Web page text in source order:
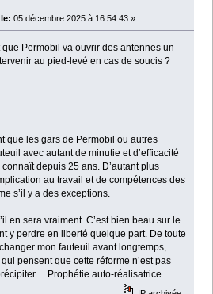
05 décembre 2025 à 16:54:43 »
Permobil va ouvrir des antennes un
au pied-levé en cas de soucis ?
que les gars de Permobil ou autres
avec autant de minutie et d’efficacité
depuis 25 ans. D’autant plus
au travail et de compétences des
s’il y a des exceptions.
en sera vraiment. C’est bien beau sur le
y perdre en liberté quelque part. De toute
mon fauteuil avant longtemps,
pensent que cette réforme n’est pas
Prophétie auto-réalisatrice.